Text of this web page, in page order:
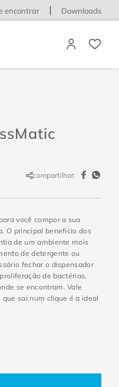
encontrar Downloads
compartilhar:
você compor a sua
O principal benefício dos
de um ambiente mais
de detergente ou
fechar o dispensador
de bactérias,
se encontram. Vale
sai num clique é a ideal